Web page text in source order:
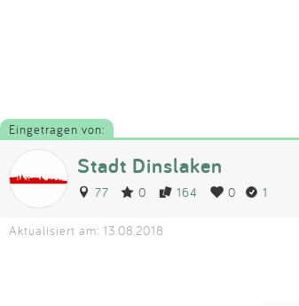
Eingetragen von:
Stadt Dinslaken
77 0 164 0 1
Aktualisiert am: 13.08.2018